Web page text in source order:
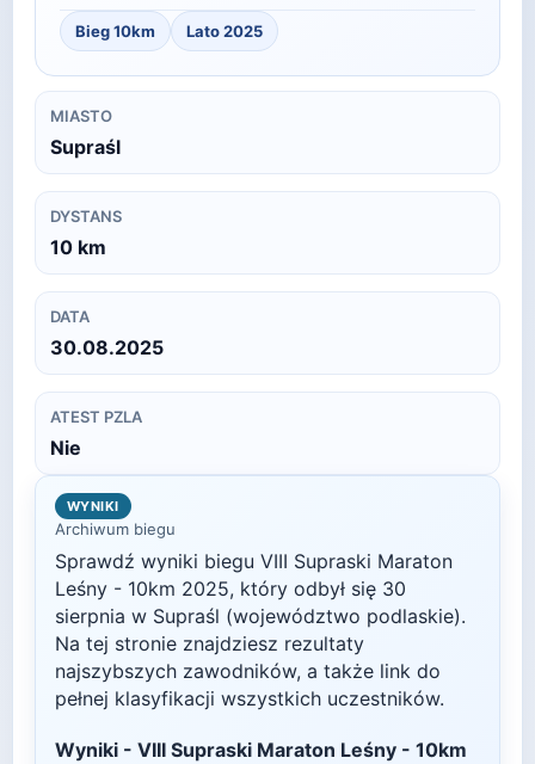
Bieg 10km Lato2025
MIASTO
Supraśl
DYSTANS
10 km
DATA
30.08.2025
ATEST PZLA
Nie
WYNIKI
Archiwum biegu
Sprawdź wyniki biegu VIII Supraski Maraton
Leśny - 10km 2025, który odbył się 30
sierpnia w Supraśl (województwo podlaskie).
Na tej stronie znajdziesz rezultaty
najszybszych zawodników, a także link do
pełnej klasyfikacji wszystkich uczestników.
Wyniki - VIII Supraski Maraton Leśny - 10km